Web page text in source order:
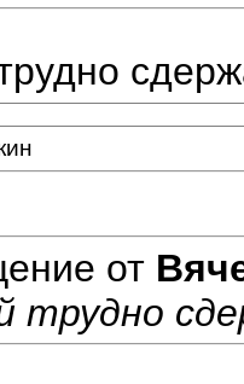
от
трудно